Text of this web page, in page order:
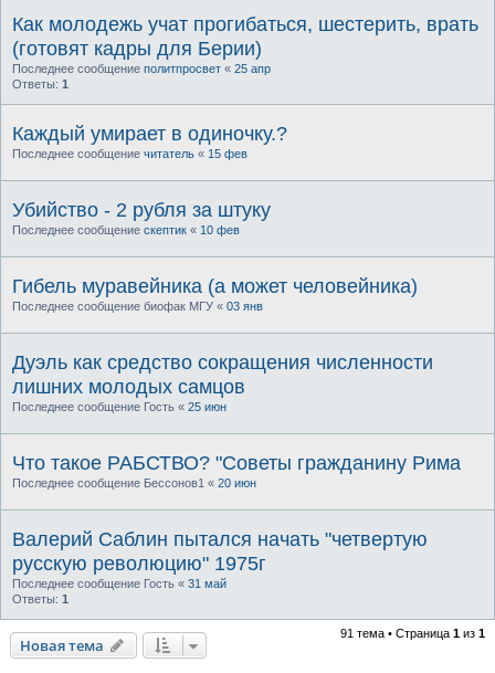
Как молодежь учат прогибаться, шестерить, врать
(готовят кадры для Берии)
Последнее сообщение политпросвет « 25 апр
Ответы: 1
Каждый умирает в одиночку.?
Последнее сообщение читатель « 15 фев
Убийство - 2 рубля за штуку
Последнее сообщение скептик « 10 фев
Гибель муравейника (а может человейника)
Последнее сообщение биофак МГУ « 03 янв
Дуэль как средство сокращения численности
лишних молодых самцов
Последнее сообщение Гость « 25 июн
Что такое РАБСТВО? "Советы гражданину Рима
Последнее сообщение Бессонов1 « 20 июн
Валерий Саблин пытался начать "четвертую
русскую революцию" 1975г
Последнее сообщение Гость « 31 май
Ответы: 1
Новая тема
91 тема • Страница 1 из 1